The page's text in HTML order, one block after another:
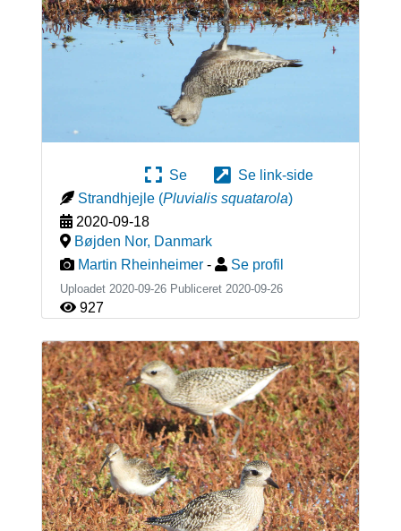
Se
Se link-side
Strandhjejle (Pluvialis squatarola)
2020-09-18
Bøjden Nor, Danmark
Martin Rheinheimer - Se profil
Uploadet 2020-09-26 Publiceret 2020-09-26
927